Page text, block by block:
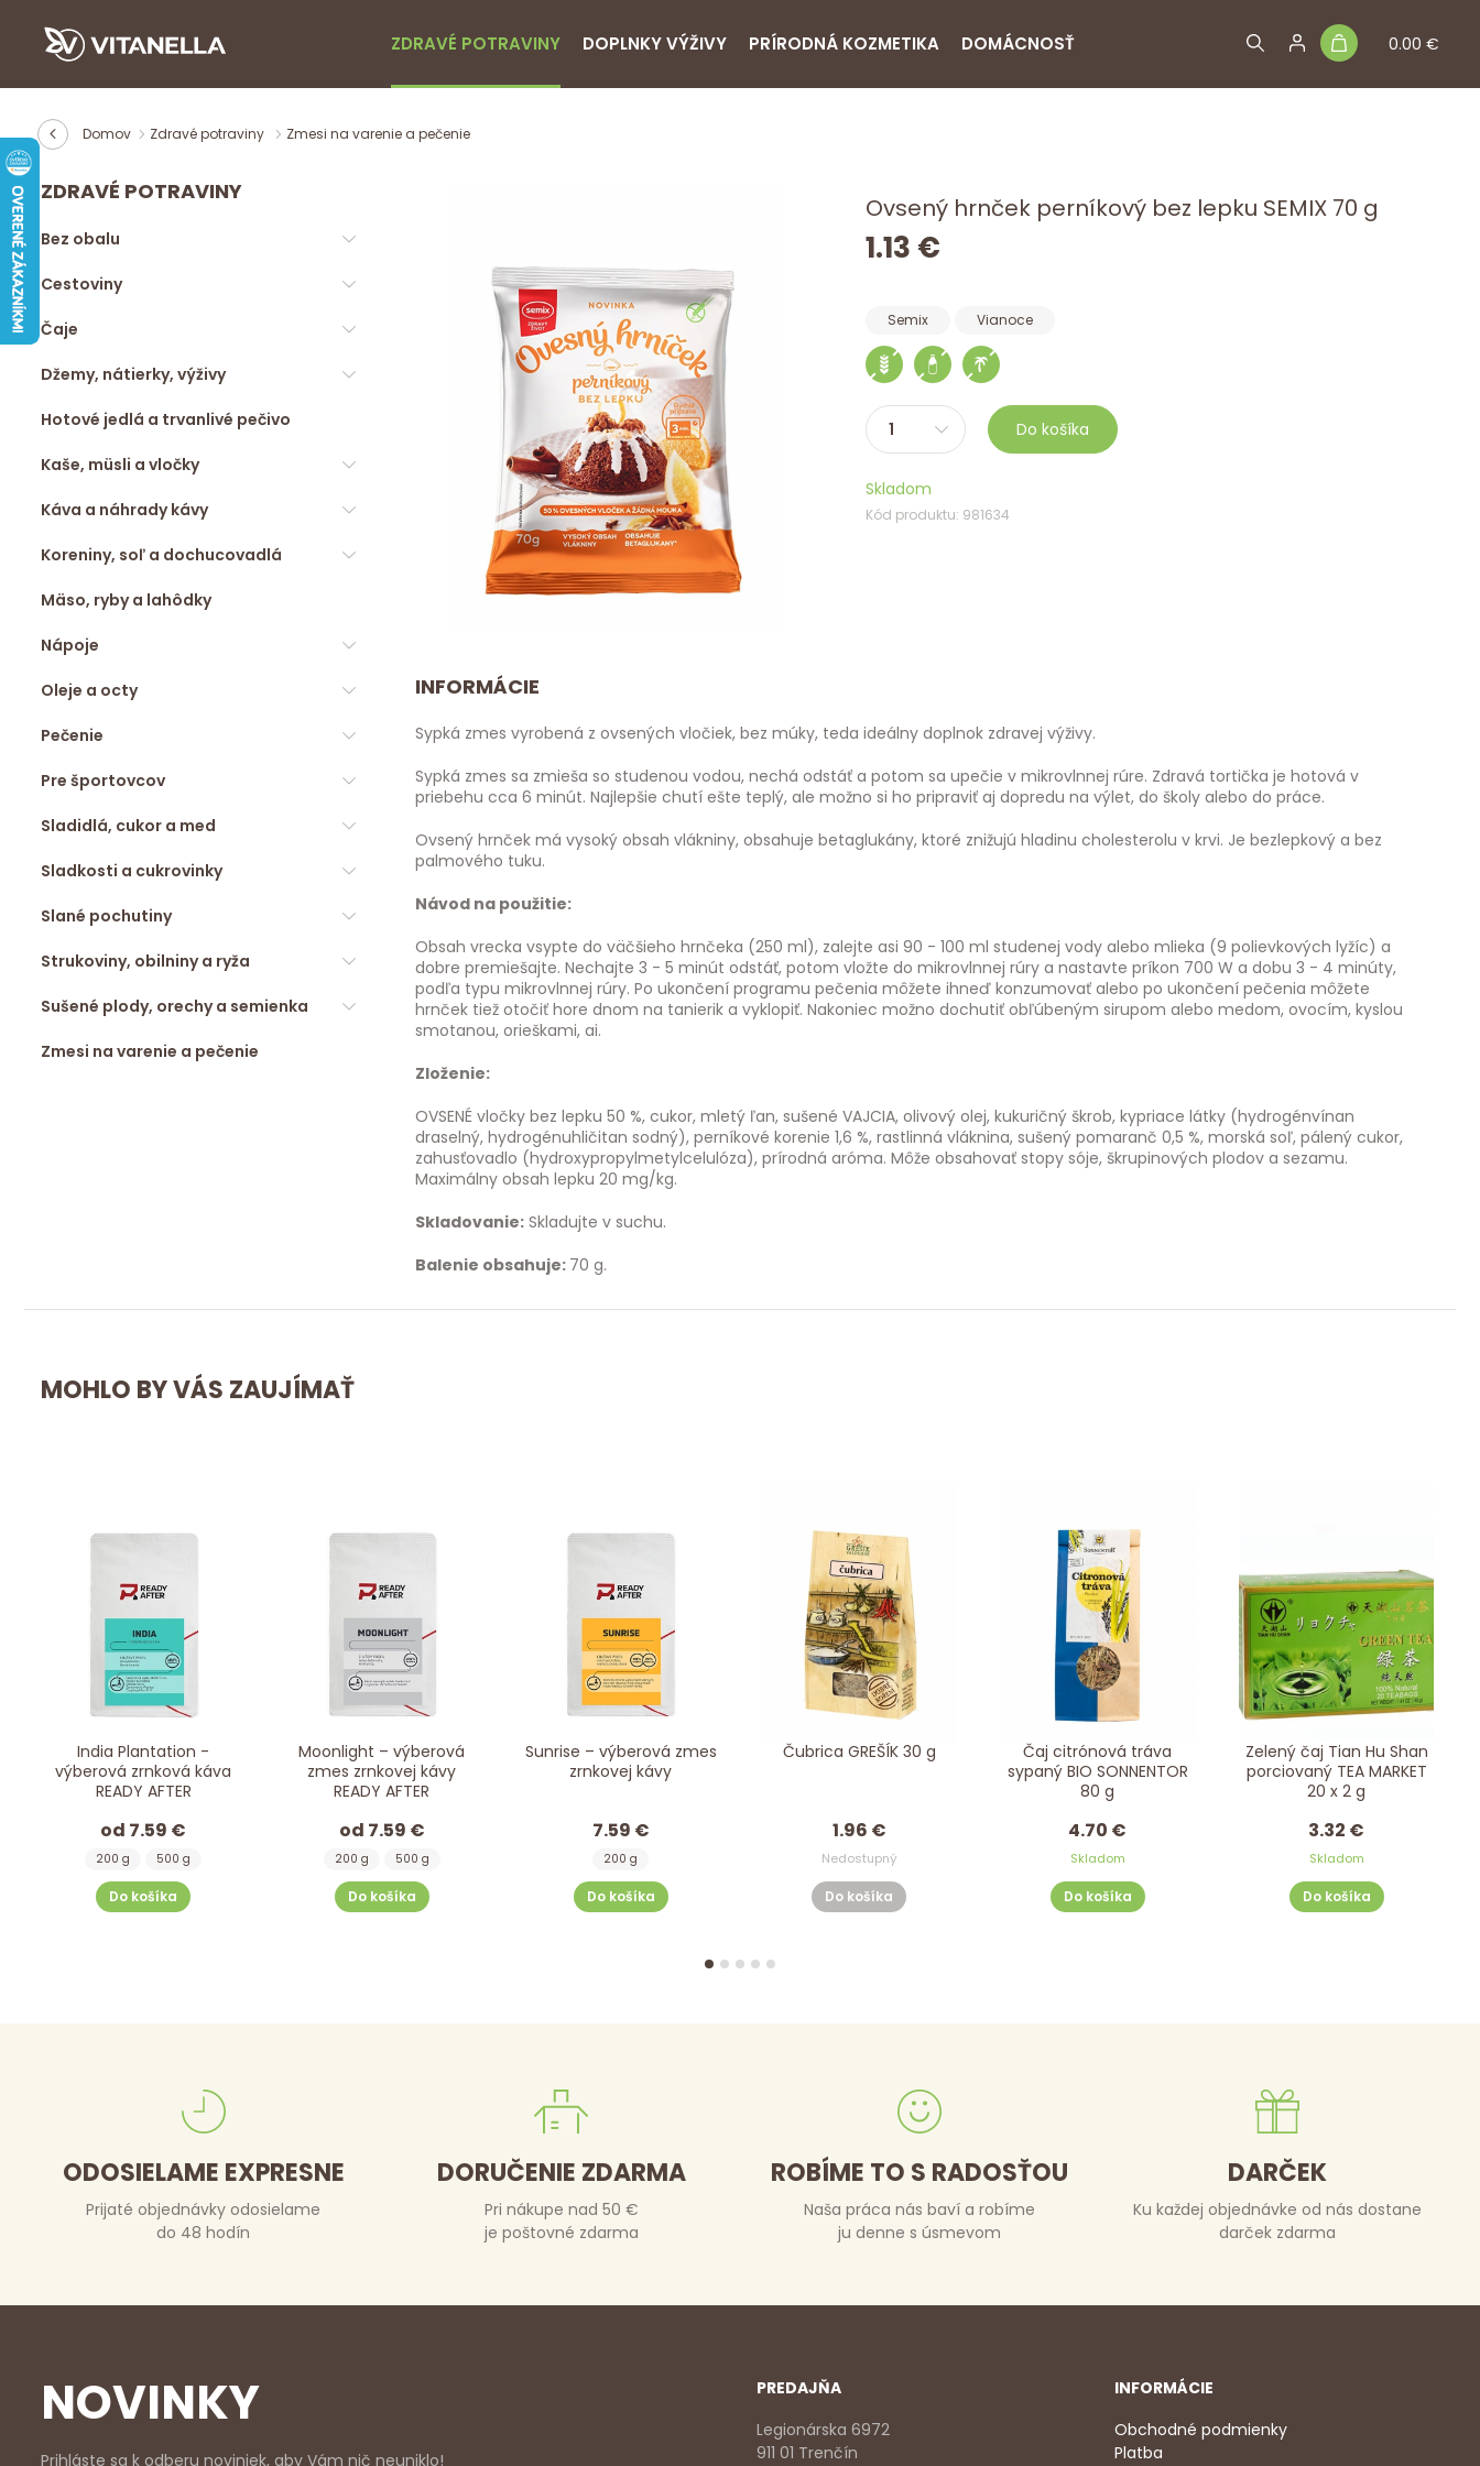
0.00 €
ZDRAVÉ POTRAVINY DOPLNKY VÝŽIVY PRÍRODNÁ KOZMETIKA DOMÁCNOSŤ
Domov Zdravé potraviny Zmesi na varenie a pečenie
ZDRAVÉ POTRAVINY
Bez obalu
Cestoviny
Čaje
Džemy, nátierky, výživy
Hotové jedlá a trvanlivé pečivo
Kaše, müsli a vločky
Káva a náhrady kávy
Koreniny, soľ a dochucovadlá
Mäso, ryby a lahôdky
Nápoje
Oleje a octy
Pečenie
Pre športovcov
Sladidlá, cukor a med
Sladkosti a cukrovinky
Slané pochutiny
Strukoviny, obilniny a ryža
Sušené plody, orechy a semienka
Zmesi na varenie a pečenie
Ovsený hrnček perníkový bez lepku SEMIX 70 g
1.13 €
Semix Vianoce
Do košíka
Skladom
Kód produktu: 981634
INFORMÁCIE
Sypká zmes vyrobená z ovsených vločiek, bez múky, teda ideálny doplnok zdravej výživy.
Sypká zmes sa zmieša so studenou vodou, nechá odstáť a potom sa upečie v mikrovlnnej rúre. Zdravá tortička je hotová v
priebehu cca 6 minút. Najlepšie chutí ešte teplý, ale možno si ho pripraviť aj dopredu na výlet, do školy alebo do práce.
Ovsený hrnček má vysoký obsah vlákniny, obsahuje betaglukány, ktoré znižujú hladinu cholesterolu v krvi. Je bezlepkový a bez
palmového tuku.
Návod na použitie:
Obsah vrecka vsypte do väčšieho hrnčeka (250 ml), zalejte asi 90 - 100 ml studenej vody alebo mlieka (9 polievkových lyžíc) a
dobre premiešajte. Nechajte 3 - 5 minút odstáť, potom vložte do mikrovlnnej rúry a nastavte príkon 700 W a dobu 3 - 4 minúty,
podľa typu mikrovlnnej rúry. Po ukončení programu pečenia môžete ihneď konzumovať alebo po ukončení pečenia môžete
hrnček tiež otočiť hore dnom na tanierik a vyklopiť. Nakoniec možno dochutiť obľúbeným sirupom alebo medom, ovocím, kyslou
smotanou, orieškami, ai.
Zloženie:
OVSENÉ vločky bez lepku 50 %, cukor, mletý ľan, sušené VAJCIA, olivový olej, kukuričný škrob, kypriace látky (hydrogénvínan
draselný, hydrogénuhličitan sodný), perníkové korenie 1,6 %, rastlinná vláknina, sušený pomaranč 0,5 %, morská soľ, pálený cukor,
zahusťovadlo (hydroxypropylmetylcelulóza), prírodná aróma. Môže obsahovať stopy sóje, škrupinových plodov a sezamu.
Maximálny obsah lepku 20 mg/kg.
Skladovanie: Skladujte v suchu.
Balenie obsahuje: 70 g.
MOHLO BY VÁS ZAUJÍMAŤ
India Plantation -
výberová zrnková káva
READY AFTER
od 7.59 €
200 g 500 g
Do košíka
Moonlight – výberová
zmes zrnkovej kávy
READY AFTER
od 7.59 €
200 g 500 g
Do košíka
Sunrise – výberová zmes
zrnkovej kávy
7.59 €
200 g
Do košíka
Čubrica GREŠÍK 30 g
1.96 €
Nedostupný
Do košíka
Čaj citrónová tráva
sypaný BIO SONNENTOR
80 g
4.70 €
Skladom
Do košíka
Zelený čaj Tian Hu Shan
porciovaný TEA MARKET
20 x 2 g
3.32 €
Skladom
Do košíka
ODOSIELAME EXPRESNE
Prijaté objednávky odosielame
do 48 hodín
DORUČENIE ZDARMA
Pri nákupe nad 50 €
je poštovné zdarma
ROBÍME TO S RADOSŤOU
Naša práca nás baví a robíme
ju denne s úsmevom
DARČEK
Ku každej objednávke od nás dostane
darček zdarma
NOVINKY
Prihláste sa k odberu noviniek, aby Vám nič neuniklo!
PREDAJŇA
Legionárska 6972
911 01 Trenčín
INFORMÁCIE
Obchodné podmienky
Platba